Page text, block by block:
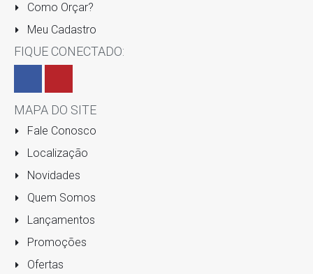
Como Orçar?
Meu Cadastro
FIQUE CONECTADO:
MAPA DO SITE
Fale Conosco
Localização
Novidades
Quem Somos
Lançamentos
Promoções
Ofertas